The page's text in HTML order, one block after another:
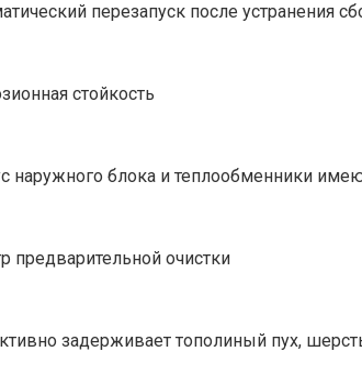
перезапуск после устранения
стойкость
наружного блока и теплообменники
предварительной очистки
задерживает тополиный пух,